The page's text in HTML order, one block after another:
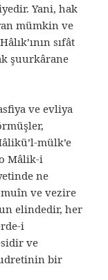
Yani, hak
mümkin ve
sıfât
şuurkârane
ve evliya
mülk’e
Mâlik-i
ne
ve vezire
elindedir, her
i
ve
bir